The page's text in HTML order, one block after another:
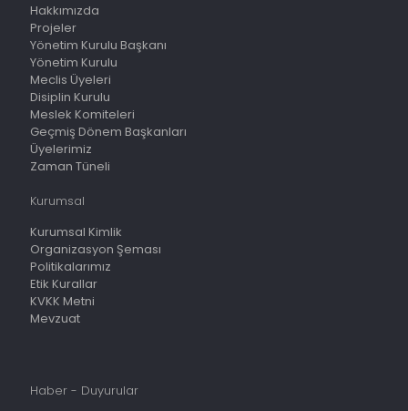
Hakkımızda
Projeler
Yönetim Kurulu Başkanı
Yönetim Kurulu
Meclis Üyeleri
Disiplin Kurulu
Meslek Komiteleri
Geçmiş Dönem Başkanları
Üyelerimiz
Zaman Tüneli
Kurumsal
Kurumsal Kimlik
Organizasyon Şeması
Politikalarımız
Etik Kurallar
KVKK Metni
Mevzuat
Haber - Duyurular